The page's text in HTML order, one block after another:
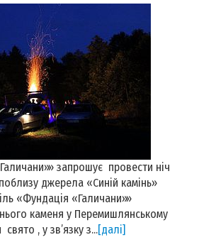
запрошує провести ніч
джерела «Синій камінь»
«Фундація «Галичани»»
каменя у Перемишлянському
, у зв’язку з...[далі]